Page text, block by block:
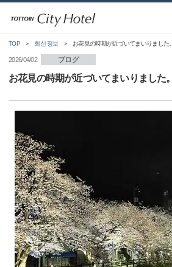
TOP 최신 정보 お花見の時期が近づいてまいりました。
2026/04/02 ブログ
お花見の時期が近づいてまいりました。